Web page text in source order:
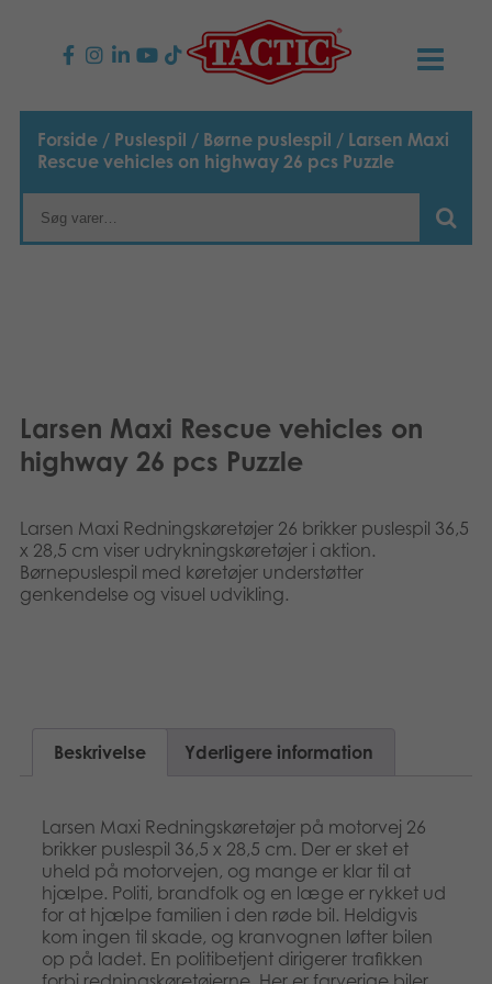
PRODUKTER
Børnespil
Legetøj
Bøger
Applikationer
TACTIC
Media
Suomi
Svenska
Forside / Puslespil / Børne puslespil / Larsen Maxi
Rescue vehicles on highway 26 pcs Puzzle
Larsen Maxi Rescue vehicles on
highway 26 pcs Puzzle
Larsen Maxi Redningskøretøjer 26 brikker puslespil 36,5
x 28,5 cm viser udrykningskøretøjer i aktion.
Børnepuslespil med køretøjer understøtter
genkendelse og visuel udvikling.
Beskrivelse Yderligere information
Larsen Maxi Redningskøretøjer på motorvej 26
brikker puslespil 36,5 x 28,5 cm. Der er sket et
uheld på motorvejen, og mange er klar til at
hjælpe. Politi, brandfolk og en læge er rykket ud
for at hjælpe familien i den røde bil. Heldigvis
kom ingen til skade, og kranvognen løfter bilen
op på ladet. En politibetjent dirigerer trafikken